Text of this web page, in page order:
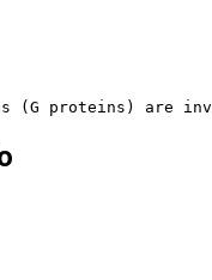
(G proteins) are